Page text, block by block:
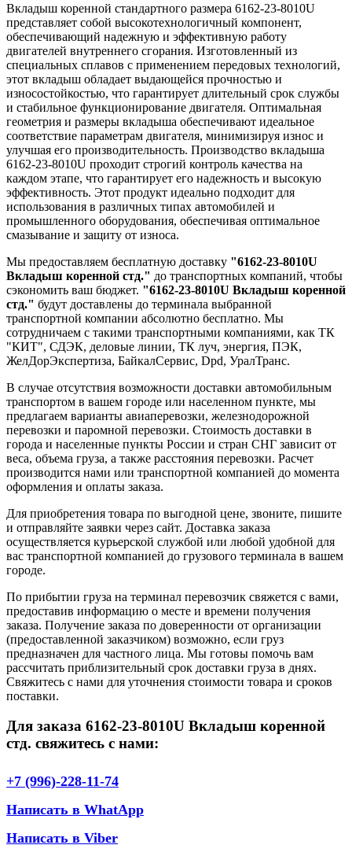
Вкладыш коренной стандартного размера 6162-23-8010U
представляет собой высокотехнологичный компонент,
обеспечивающий надежную и эффективную работу
двигателей внутреннего сгорания. Изготовленный из
специальных сплавов с применением передовых технологий,
этот вкладыш обладает выдающейся прочностью и
износостойкостью, что гарантирует длительный срок службы
и стабильное функционирование двигателя. Оптимальная
геометрия и размеры вкладыша обеспечивают идеальное
соответствие параметрам двигателя, минимизируя износ и
улучшая его производительность. Производство вкладыша
6162-23-8010U проходит строгий контроль качества на
каждом этапе, что гарантирует его надежность и высокую
эффективность. Этот продукт идеально подходит для
использования в различных типах автомобилей и
промышленного оборудования, обеспечивая оптимальное
смазывание и защиту от износа.
Мы предоставляем бесплатную доставку "6162-23-8010U
Вкладыш коренной стд." до транспортных компаний, чтобы
сэкономить ваш бюджет. "6162-23-8010U Вкладыш коренной
стд." будут доставлены до терминала выбранной
транспортной компании абсолютно бесплатно. Мы
сотрудничаем с такими транспортными компаниями, как ТК
"КИТ", СДЭК, деловые линии, ТК луч, энергия, ПЭК,
ЖелДорЭкспертиза, БайкалСервис, Dpd, УралТранс.
В случае отсутствия возможности доставки автомобильным
транспортом в вашем городе или населенном пункте, мы
предлагаем варианты авиаперевозки, железнодорожной
перевозки и паромной перевозки. Стоимость доставки в
города и населенные пункты России и стран СНГ зависит от
веса, объема груза, а также расстояния перевозки. Расчет
производится нами или транспортной компанией до момента
оформления и оплаты заказа.
Для приобретения товара по выгодной цене, звоните, пишите
и отправляйте заявки через сайт. Доставка заказа
осуществляется курьерской службой или любой удобной для
вас транспортной компанией до грузового терминала в вашем
городе.
По прибытии груза на терминал перевозчик свяжется с вами,
предоставив информацию о месте и времени получения
заказа. Получение заказа по доверенности от организации
(предоставленной заказчиком) возможно, если груз
предназначен для частного лица. Мы готовы помочь вам
рассчитать приблизительный срок доставки груза в днях.
Свяжитесь с нами для уточнения стоимости товара и сроков
поставки.
Для заказа 6162-23-8010U Вкладыш коренной
стд. свяжитесь с нами:
+7 (996)-228-11-74
Написать в WhatApp
Написать в Viber